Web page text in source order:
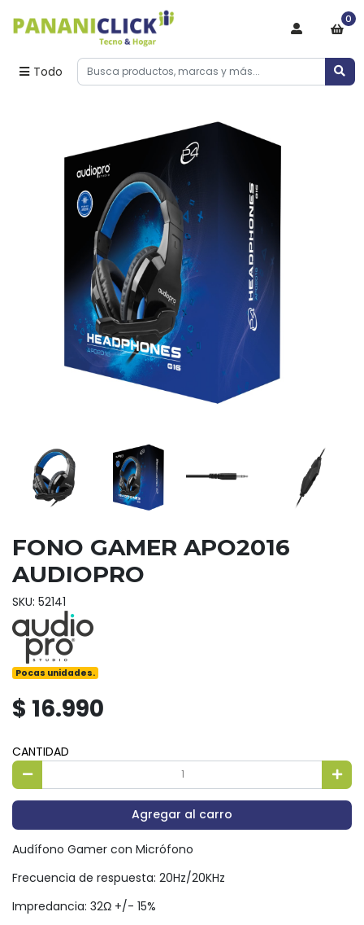
Todo
0
FONO GAMER APO2016
AUDIOPRO
SKU: 52141
Pocas unidades.
$ 16.990
CANTIDAD
Agregar al carro
Audífono Gamer con Micrófono
Frecuencia de respuesta: 20Hz/20KHz
Impredancia: 32Ω +/- 15%